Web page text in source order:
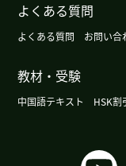
谢谢！！( 男性
我看了三个视频
们说的"有点带
了"去皮""切成
よくある質問
よくある質問 お問い合
教材・受験
中国語テキスト HSK割